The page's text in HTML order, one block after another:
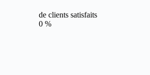
de clients satisfaits
0 %